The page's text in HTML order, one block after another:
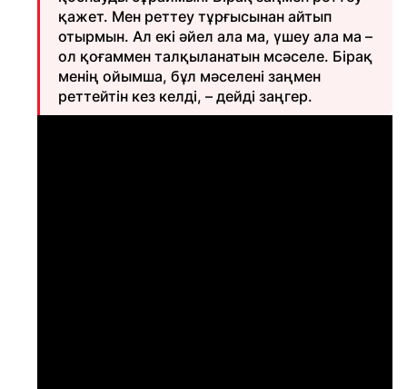
қажет. Мен реттеу тұрғысынан айтып
отырмын. Ал екі әйел ала ма, үшеу ала ма –
ол қоғаммен талқыланатын мсәселе. Бірақ
менің ойымша, бұл мәселені заңмен
реттейтін кез келді, – дейді заңгер.